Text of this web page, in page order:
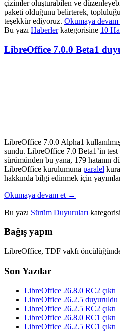
çizimler oluşturabilen ve
paketi olduğunu belirterek,
teşekkür ediyoruz. Okumaya devam
Bu yazı Haberlerkategorisine 10
LibreOffice 7.0.0 Beta1
LibreOffice 7.0.0 Alpha1
sundu. LibreOffice 7.0 Beta1’in test
sürümünden bu yana, 179 hatanın
LibreOffice kurulumuna paralel
hakkında bilgi edinmek için
Okumaya devam et →
Bu yazı Sürüm Duyuruları
Bağış yapın
LibreOffice, TDF vakfı
Son Yazılar
LibreOffice 26.8.0 RC2 çıktı
LibreOffice 26.2.5 duyuruldu
LibreOffice 26.2.5 RC2 çıktı
LibreOffice 26.8.0 RC1 çıktı
LibreOffice 26.2.5 RC1 çıktı